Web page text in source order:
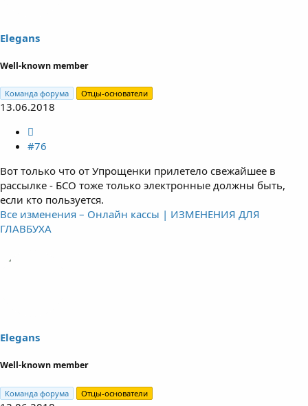
Elegans
Well-known member
Команда форума Отцы-основатели
13.06.2018
#76
Вот только что от Упрощенки прилетело свежайшее в
рассылке - БСО тоже только электронные должны быть,
если кто пользуется.
Все изменения – Онлайн кассы | ИЗМЕНЕНИЯ ДЛЯ
ГЛАВБУХА
Elegans
Well-known member
Команда форума Отцы-основатели